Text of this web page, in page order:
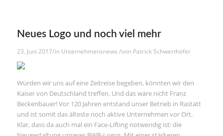
Neues Logo und noch viel mehr
23. Juni 2017/in Unternehmensnews /von Patrick Schwerthöfer
Würden wir uns auf eine Zeitreise begeben, könnten wir den
Kaiser von Deutschland treffen. Und das wäre nicht Franz
Beckenbauer! Vor 120 Jahren entstand unser Betrieb in Rastatt
und ist somit das älteste noch aktive Unternehmen vor Ort.
Klar, dass da auch mal ein Face-Lifting notwendig ist: die